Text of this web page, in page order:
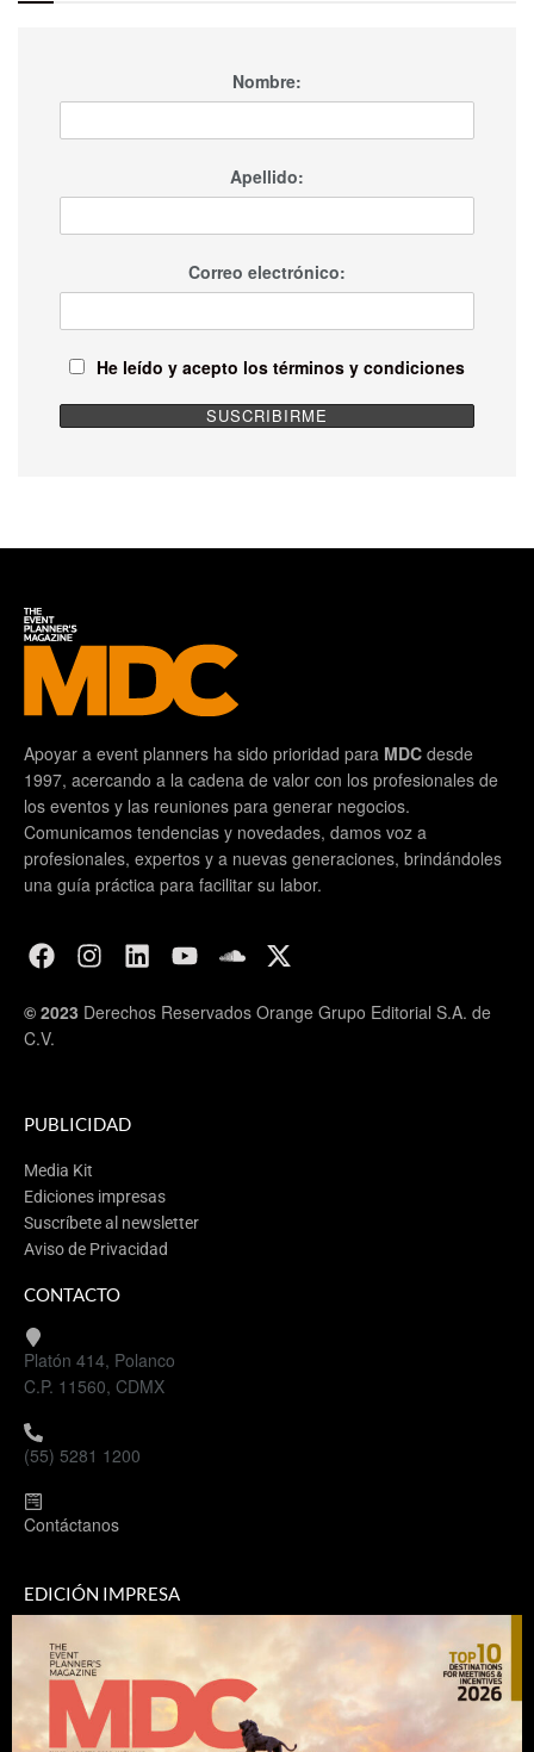
Nombre:
Apellido:
Correo electrónico:
He leído y acepto los términos y condiciones
Apoyar a event planners ha sido prioridad para MDC desde
1997, acercando a la cadena de valor con los profesionales de
los eventos y las reuniones para generar negocios.
Comunicamos tendencias y novedades, damos voz a
profesionales, expertos y a nuevas generaciones, brindándoles
una guía práctica para facilitar su labor.
© 2023 Derechos Reservados Orange Grupo Editorial S.A. de
C.V.
PUBLICIDAD
Media Kit
Ediciones impresas
Suscríbete al newsletter
Aviso de Privacidad
CONTACTO
Platón 414, Polanco
C.P. 11560, CDMX
(55) 5281 1200
Contáctanos
EDICIÓN IMPRESA